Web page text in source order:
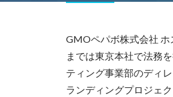
GMOペパボ株式会社
までは東京本社で法務
ティング事業部のディ
ランディングプロジェ